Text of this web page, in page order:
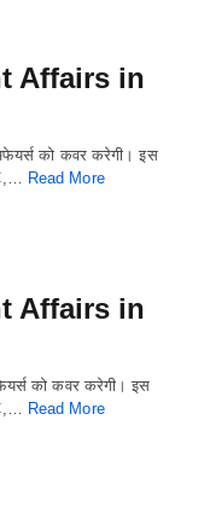
Affairs in
को कवर करेगी। इस
Read More
Affairs in
को कवर करेगी। इस
Read More